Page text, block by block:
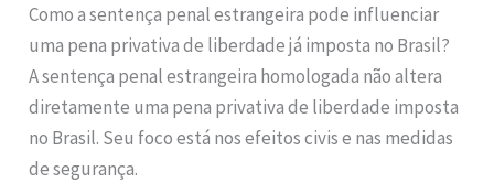
Como a sentença penal estrangeira pode influenciar
uma pena privativa de liberdade já imposta no Brasil?
A sentença penal estrangeira homologada não altera
diretamente uma pena privativa de liberdade imposta
no Brasil. Seu foco está nos efeitos civis e nas medidas
de segurança.